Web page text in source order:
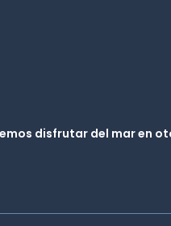
disfrutar del mar en